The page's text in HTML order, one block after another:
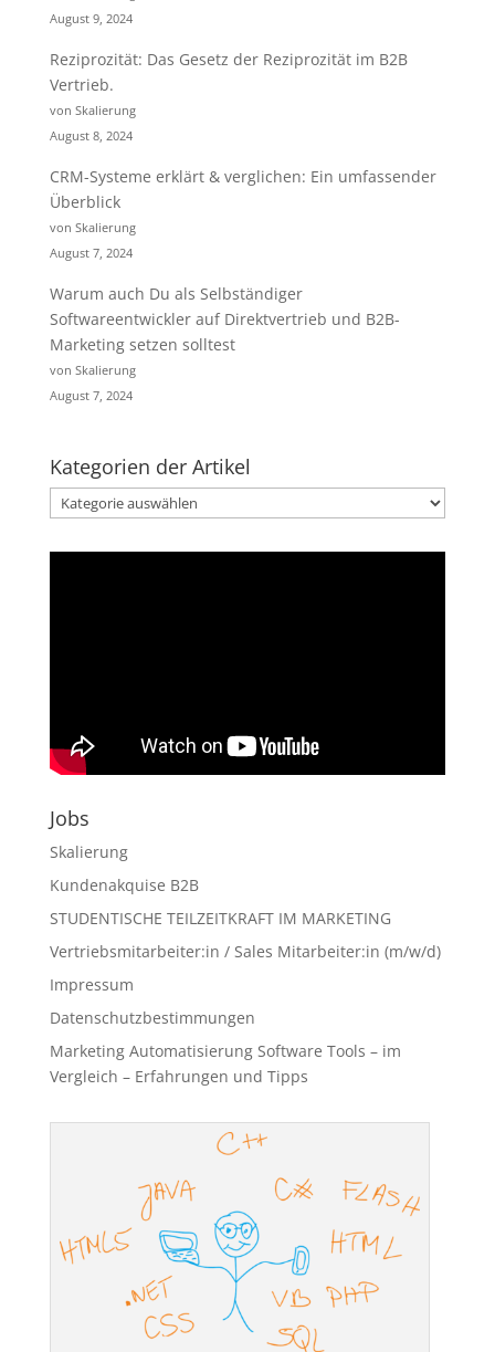
August 9, 2024
Reziprozität: Das Gesetz der Reziprozität im B2B
Vertrieb.
von Skalierung
August 8, 2024
CRM-Systeme erklärt & verglichen: Ein umfassender
Überblick
von Skalierung
August 7, 2024
Warum auch Du als Selbständiger
Softwareentwickler auf Direktvertrieb und B2B-
Marketing setzen solltest
von Skalierung
August 7, 2024
Kategorien der Artikel
Kategorien
der
Artikel
Jobs
Skalierung
Kundenakquise B2B
STUDENTISCHE TEILZEITKRAFT IM MARKETING
Vertriebsmitarbeiter:in / Sales Mitarbeiter:in (m/w/d)
Impressum
Datenschutzbestimmungen
Marketing Automatisierung Software Tools – im
Vergleich – Erfahrungen und Tipps